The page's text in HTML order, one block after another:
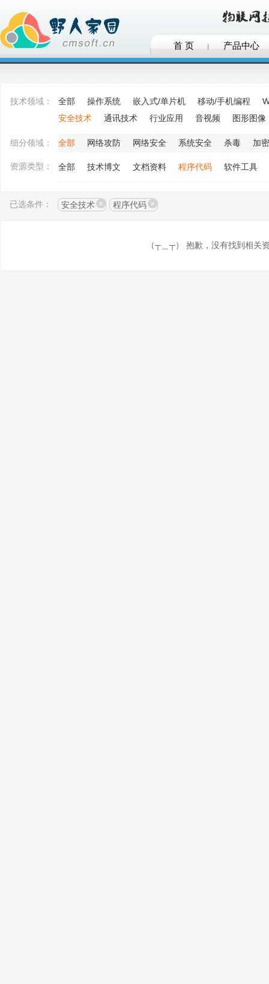
首 页 产品中心
技术领域： 全部 操作系统 嵌入式/单片机 移动/手机编程
安全技术
通讯技术 行业应用 音视频 图形图像
细分领域： 全部 网络攻防 网络安全 系统安全 杀毒 加
资源类型： 全部 技术博文 文档资料 程序代码 软件工具
已选条件： 安全技术 程序代码
（┬＿┬） 抱歉，没有找到相关